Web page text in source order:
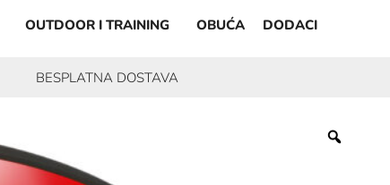
OUTDOOR I TRAINING OBUĆA DODACI
BESPLATNA DOSTAVA